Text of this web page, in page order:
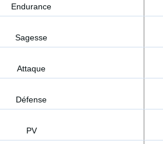
Endurance
Sagesse
Attaque
Défense
PV